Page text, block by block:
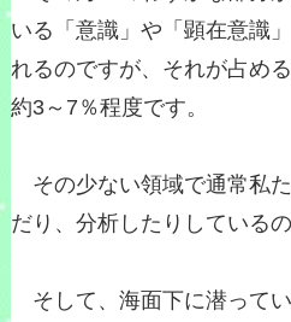
いる「意識」や「顕在意識
れるのですが、それが占め
約3～7％程度です。
その少ない領域で通常私
だり、分析したりしているの
そして、海面下に潜って